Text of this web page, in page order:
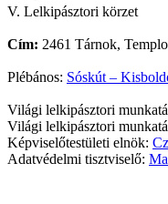
V. Lelkipásztori körzet
Cím: 2461 Tárnok,
Plébános: Sóskút –
Világi lelkipásztori
Világi lelkipásztori
Képviselőtestületi elnök:
Adatvédelmi tisztviselő: